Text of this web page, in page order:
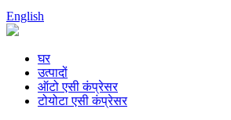
English
घर
उत्पादों
ऑटो एसी कंप्रेसर
टोयोटा एसी कंप्रेसर